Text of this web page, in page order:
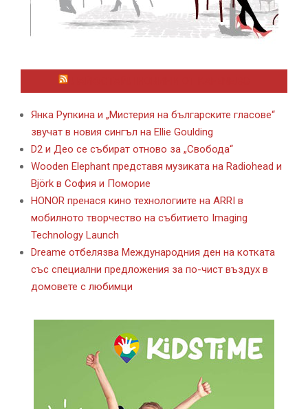
Янка Рупкина и „Мистерия на българските гласове“
звучат в новия сингъл на Ellie Goulding
D2 и Део се събират отново за „Свобода“
Wooden Elephant представя музиката на Radiohead и
Björk в София и Поморие
HONOR пренася кино технологиите на ARRI в
мобилното творчество на събитието Imaging
Technology Launch
Dreame отбелязва Международния ден на котката
със специални предложения за по-чист въздух в
домовете с любимци